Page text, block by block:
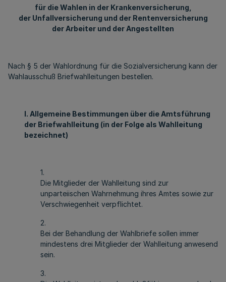
für die Wahlen in der Krankenversicherung,
der Unfallversicherung und der Rentenversicherung
der Arbeiter und der Angestellten
Nach § 5 der Wahlordnung für die Sozialversicherung kann der
Wahlausschuß Briefwahlleitungen bestellen.
I. Allgemeine Bestimmungen über die Amtsführung
der Briefwahlleitung (in der Folge als Wahlleitung
bezeichnet)
1.
Die Mitglieder der Wahlleitung sind zur
unparteiischen Wahrnehmung ihres Amtes sowie zur
Verschwiegenheit verpflichtet.
2.
Bei der Behandlung der Wahlbriefe sollen immer
mindestens drei Mitglieder der Wahlleitung anwesend
sein.
3.